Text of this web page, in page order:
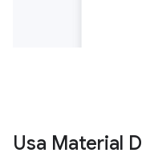
Usa Material